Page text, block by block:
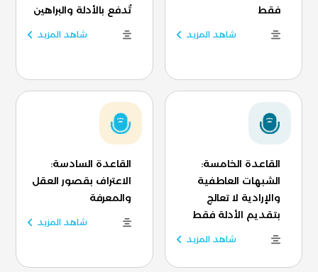
فقط
شاهد المزيد
تُدفع بالأدلة والبراهين
شاهد المزيد
القاعدة الخامسة:
الشبهات العاطفية
والإرادية لا تعالج
بتقديم الأدلة فقط
شاهد المزيد
القاعدة السادسة:
الاعتراف بقصور العقل
والمعرفة
شاهد المزيد